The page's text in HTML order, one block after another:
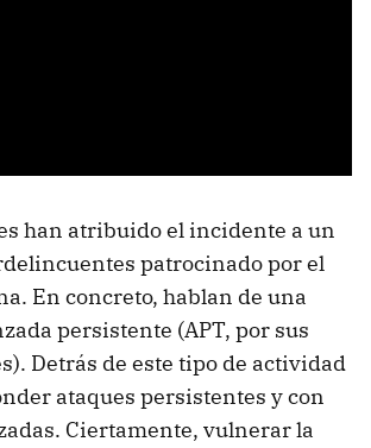
han atribuido el incidente a un
patrocinado por el
En concreto, hablan de una
persistente (APT, por sus
Detrás de este tipo de actividad
ataques persistentes y con
Ciertamente, vulnerar la